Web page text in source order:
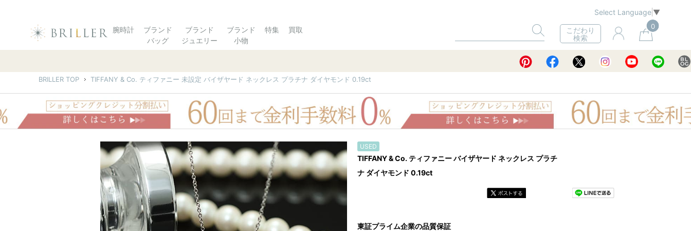
Select Language ▼
腕時計
ブランド
バッグ
ブランド
ジュエリー
ブランド
小物
特集 買取
こだわり
検索
0
BRILLER TOP TIFFANY & Co. ティファニー 未設定 バイザヤード ネックレス プラチナ ダイヤモンド 0.19ct
USED
TIFFANY & Co. ティファニー バイザヤード ネックレス プラチ
ナ ダイヤモンド 0.19ct
東証プライム企業の品質保証